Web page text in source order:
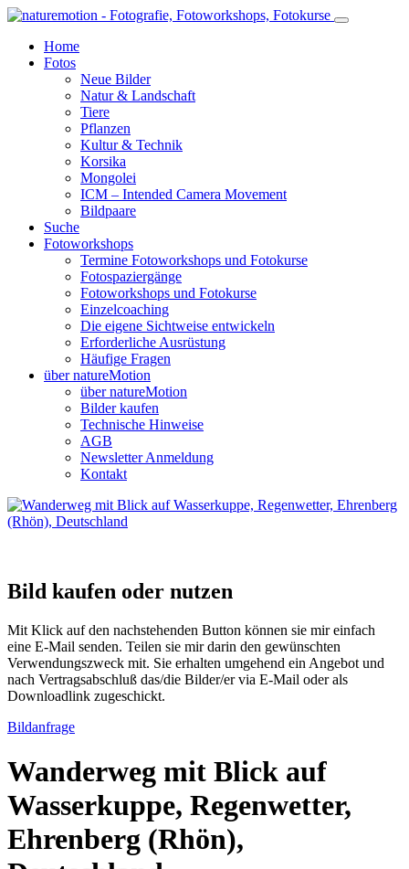
Home
Fotos
Neue Bilder
Natur & Landschaft
Tiere
Pflanzen
Kultur & Technik
Korsika
Mongolei
ICM – Intended Camera Movement
Bildpaare
Suche
Fotoworkshops
Termine Fotoworkshops und Fotokurse
Fotospaziergänge
Fotoworkshops und Fotokurse
Einzelcoaching
Die eigene Sichtweise entwickeln
Erforderliche Ausrüstung
Häufige Fragen
über natureMotion
über natureMotion
Bilder kaufen
Technische Hinweise
AGB
Newsletter Anmeldung
Kontakt
Bild kaufen oder nutzen
Mit Klick auf den nachstehenden Button können sie mir einfach
eine E-Mail senden. Teilen sie mir darin den gewünschten
Verwendungszweck mit. Sie erhalten umgehend ein Angebot und
nach Vertragsabschluß das/die Bilder/er via E-Mail oder als
Downloadlink zugeschickt.
Bildanfrage
Wanderweg mit Blick auf
Wasserkuppe, Regenwetter,
Ehrenberg (Rhön),